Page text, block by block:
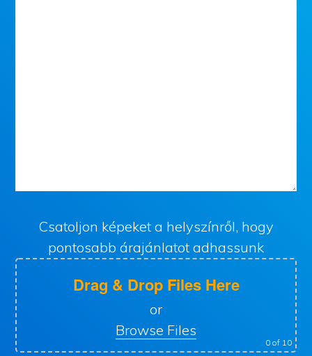
Csatoljon képeket a helyszínről, hogy
pontosabb árajánlatot adhassunk
Drag & Drop Files Here
or
Browse Files
0of 10